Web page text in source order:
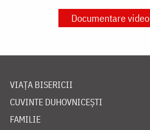
Documentare video
VIAȚA BISERICII
CUVINTE DUHOVNICEȘTI
FAMILIE